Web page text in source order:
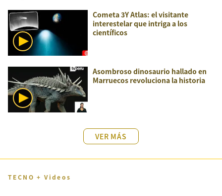
Cometa 3Y Atlas: el visitante
interestelar que intriga a los
científicos
Asombroso dinosaurio hallado en
Marruecos revoluciona la historia
VER MÁS
TECNO + Videos